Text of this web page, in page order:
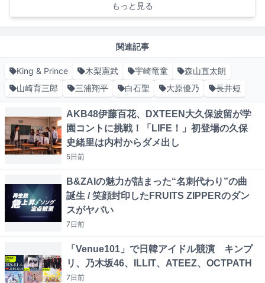
もっと見る
関連記事
King & Prince 木梨憲武 宇崎竜童
森山直太朗
山崎育三郎
三浦翔平 白石聖 大原優乃 長井短
AKB48伊藤百花、DXTEEN大久保波留が学
園コントに挑戦！「LIFE！」初登場の久保
史緒里は内村からダメ出し
5日前
B&ZAIの魅力が詰まった“名刺代わり”の曲
誕生 / 笑顔封印したFRUITS ZIPPERのダン
スがヤバい
7日前
「Venue101」で日韓アイドル競演 キンプ
リ、乃木坂46、ILLIT、ATEEZ、OCTPATH
7日前